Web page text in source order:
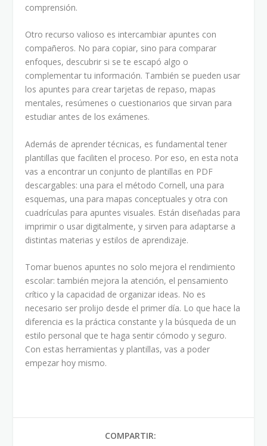
comprensión.
Otro recurso valioso es intercambiar apuntes con
compañeros. No para copiar, sino para comparar
enfoques, descubrir si se te escapó algo o
complementar tu información. También se pueden usar
los apuntes para crear tarjetas de repaso, mapas
mentales, resúmenes o cuestionarios que sirvan para
estudiar antes de los exámenes.
Además de aprender técnicas, es fundamental tener
plantillas que faciliten el proceso. Por eso, en esta nota
vas a encontrar un conjunto de plantillas en PDF
descargables: una para el método Cornell, una para
esquemas, una para mapas conceptuales y otra con
cuadrículas para apuntes visuales. Están diseñadas para
imprimir o usar digitalmente, y sirven para adaptarse a
distintas materias y estilos de aprendizaje.
Tomar buenos apuntes no solo mejora el rendimiento
escolar: también mejora la atención, el pensamiento
crítico y la capacidad de organizar ideas. No es
necesario ser prolijo desde el primer día. Lo que hace la
diferencia es la práctica constante y la búsqueda de un
estilo personal que te haga sentir cómodo y seguro.
Con estas herramientas y plantillas, vas a poder
empezar hoy mismo.
COMPARTIR: